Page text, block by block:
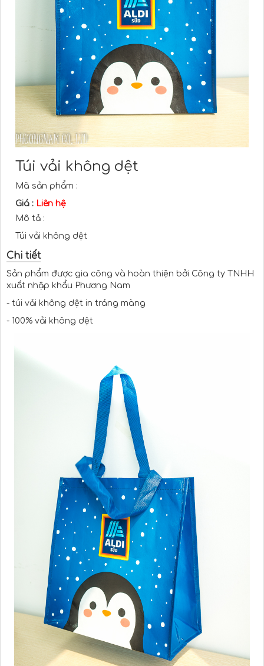
Túi vải không dệt
Mã sản phẩm :
Giá : Liên hệ
Mô tả :
Túi vải không dệt
Chi tiết
Sản phẩm được gia công và hoàn thiện bởi Công ty TNHH
xuất nhập khẩu Phương Nam
- túi vải không dệt in tráng màng
- 100% vải không dệt